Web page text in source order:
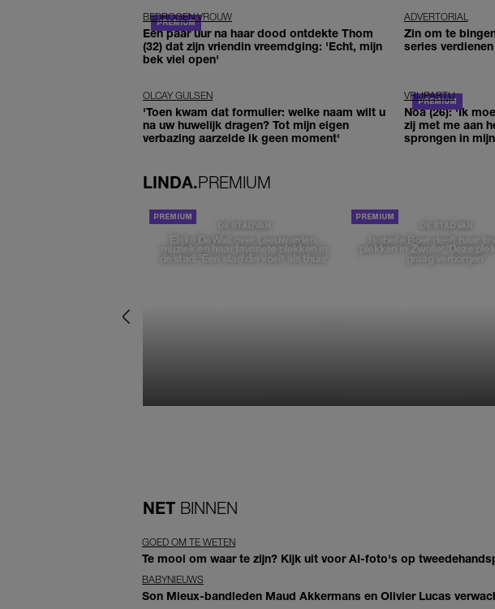
BEDROGEN VROUW
Een paar uur na haar dood ontdekte Thom
(32) dat zijn vriendin vreemdging: 'Echt, mijn
bek viel open'
ADVERTORIAL
Zin om te
series
OLCAY GULSEN
'Toen kwam dat formulier: welke naam wilt u
na uw huwelijk dragen? Tot mijn eigen
verbazing aarzelde ik geen moment'
VRIJPARTIJ
Noa (26): 'Ik
zij met me aan
sprongen in
LINDA.PREMIUM
DE STAD VAN
Elske DeWall over Leeuwarden,
muziek en haar favoriete plekken in
de stad: 'Een stad die voelt als thuis'
DE STAD VAN
Isabelle Boer deelt haar
plekken in Zwolle: 'Deze plek
graag verborgen'
NET BINNEN
GOED OM TE WETEN
Te mooi om waar te zijn? Kijk uit voor AI-foto's op
BABYNIEUWS
Son Mieux-bandleden Maud Akkermans en Olivier Lucas